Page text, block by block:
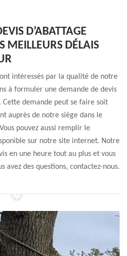
D’ABATTAGE
MEILLEURS DÉLAIS
intéressés par la qualité de notre
à formuler une demande de devis
Cette demande peut se faire soit
auprès de notre siège dans le
pouvez aussi remplir le
sur notre site internet. Notre
en une heure tout au plus et vous
avez des questions, contactez-nous.